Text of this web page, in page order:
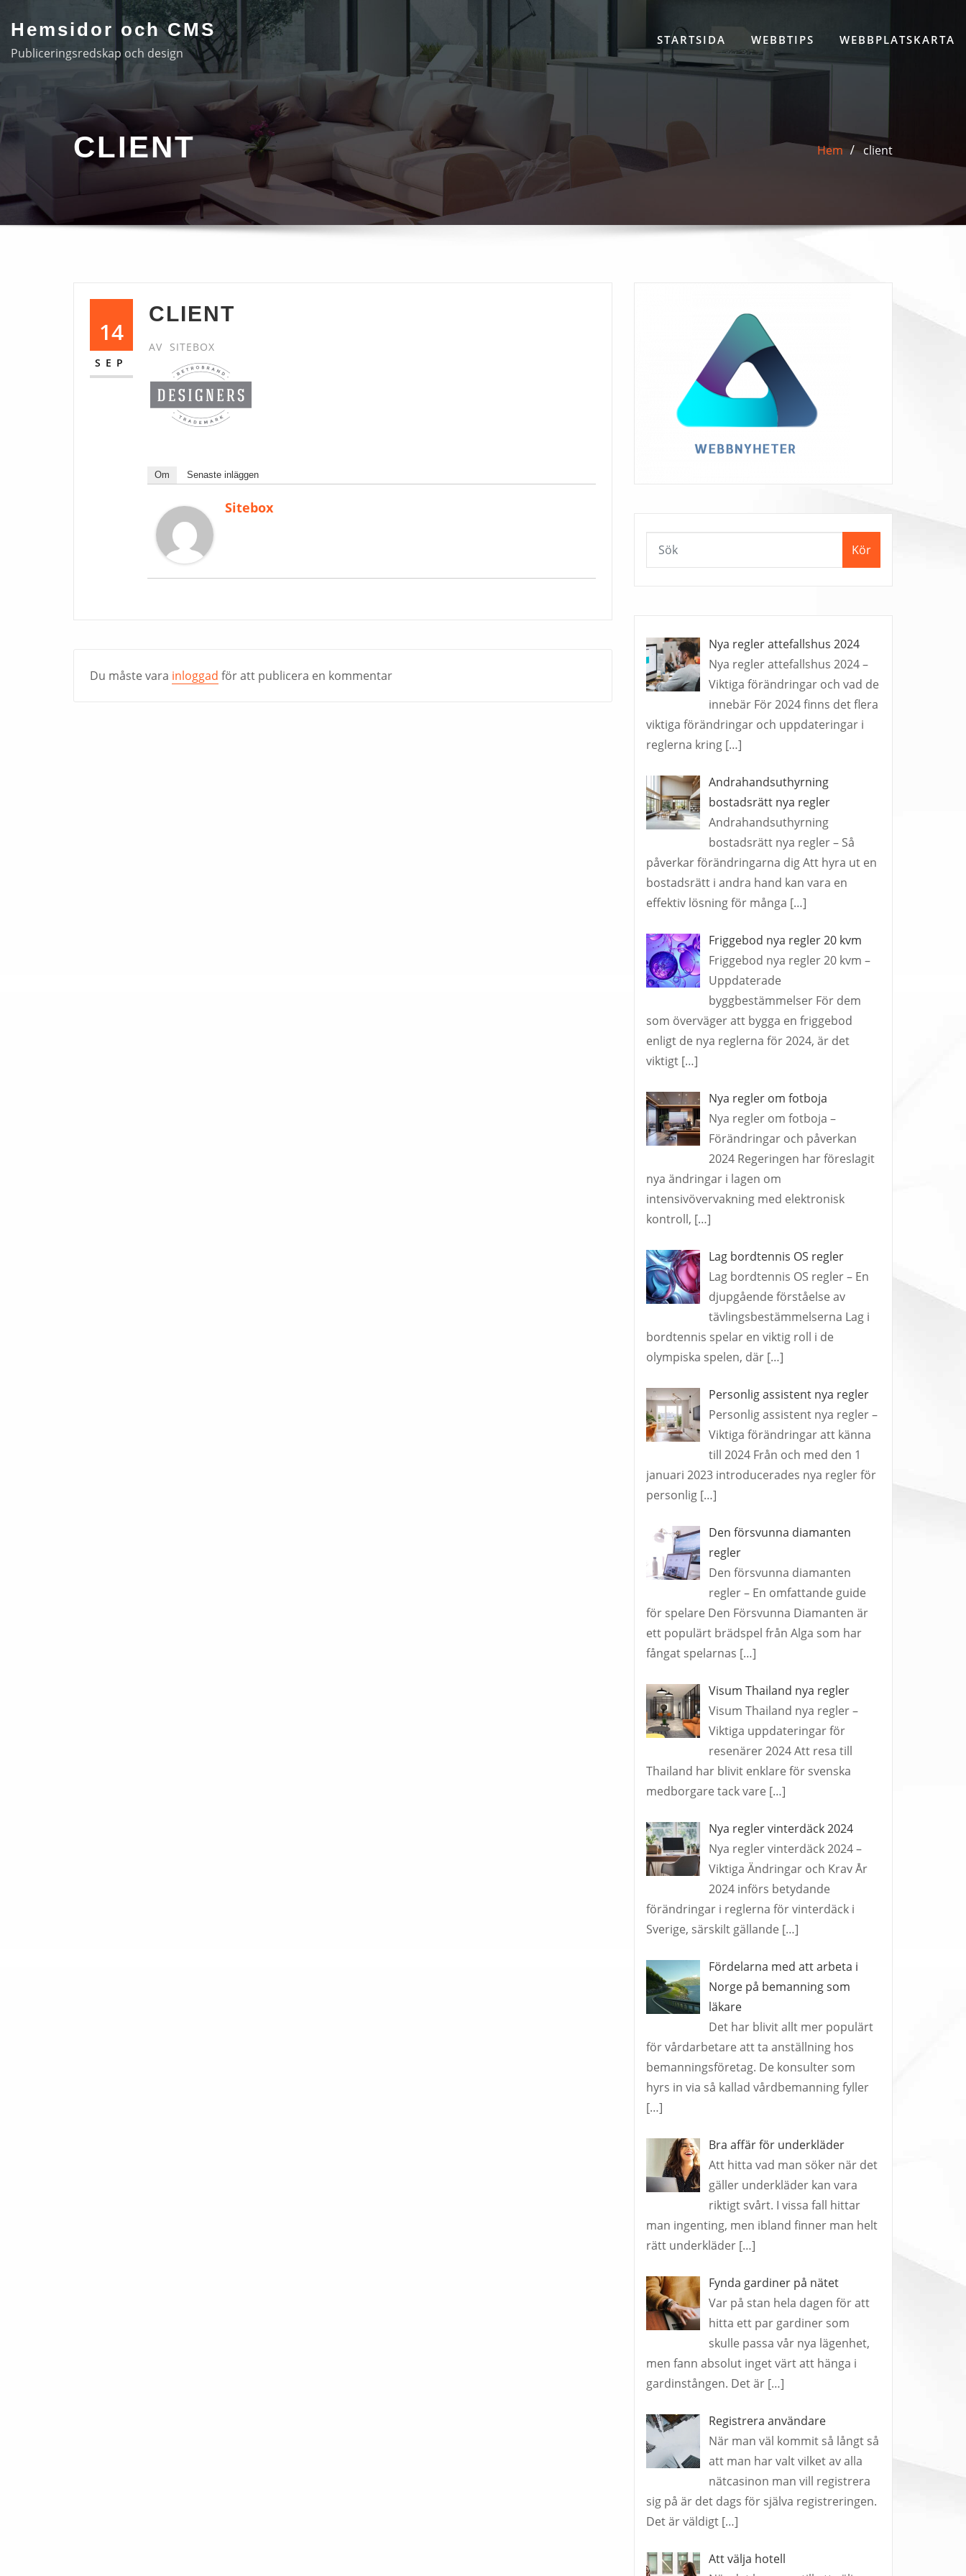
innehåll
Hemsidor och CMS
Publiceringsredskap och design
STARTSIDA WEBBTIPS WEBBPLATSKARTA
CLIENT Hem client
14
SEP
CLIENT
AV SITEBOX
Om Senaste inläggen
Sitebox
Du måste vara inloggad för att publicera en kommentar
Kör
Nya regler attefallshus 2024
Nya regler attefallshus 2024 –
Viktiga förändringar och vad de
innebär För 2024 finns det flera
viktiga förändringar och uppdateringar i
reglerna kring […]
Andrahandsuthyrning
bostadsrätt nya regler
Andrahandsuthyrning
bostadsrätt nya regler – Så
påverkar förändringarna dig Att hyra ut en
bostadsrätt i andra hand kan vara en
effektiv lösning för många […]
Friggebod nya regler 20 kvm
Friggebod nya regler 20 kvm –
Uppdaterade
byggbestämmelser För dem
som överväger att bygga en friggebod
enligt de nya reglerna för 2024, är det
viktigt […]
Nya regler om fotboja
Nya regler om fotboja –
Förändringar och påverkan
2024 Regeringen har föreslagit
nya ändringar i lagen om
intensivövervakning med elektronisk
kontroll, […]
Lag bordtennis OS regler
Lag bordtennis OS regler – En
djupgående förståelse av
tävlingsbestämmelserna Lag i
bordtennis spelar en viktig roll i de
olympiska spelen, där […]
Personlig assistent nya regler
Personlig assistent nya regler –
Viktiga förändringar att känna
till 2024 Från och med den 1
januari 2023 introducerades nya regler för
personlig […]
Den försvunna diamanten
regler
Den försvunna diamanten
regler – En omfattande guide
för spelare Den Försvunna Diamanten är
ett populärt brädspel från Alga som har
fångat spelarnas […]
Visum Thailand nya regler
Visum Thailand nya regler –
Viktiga uppdateringar för
resenärer 2024 Att resa till
Thailand har blivit enklare för svenska
medborgare tack vare […]
Nya regler vinterdäck 2024
Nya regler vinterdäck 2024 –
Viktiga Ändringar och Krav År
2024 införs betydande
förändringar i reglerna för vinterdäck i
Sverige, särskilt gällande […]
Fördelarna med att arbeta i
Norge på bemanning som
läkare
Det har blivit allt mer populärt
för vårdarbetare att ta anställning hos
bemanningsföretag. De konsulter som
hyrs in via så kallad vårdbemanning fyller
[…]
Bra affär för underkläder
Att hitta vad man söker när det
gäller underkläder kan vara
riktigt svårt. I vissa fall hittar
man ingenting, men ibland finner man helt
rätt underkläder […]
Fynda gardiner på nätet
Var på stan hela dagen för att
hitta ett par gardiner som
skulle passa vår nya lägenhet,
men fann absolut inget värt att hänga i
gardinstången. Det är […]
Registrera användare
När man väl kommit så långt så
att man har valt vilket av alla
nätcasinon man vill registrera
sig på är det dags för själva registreringen.
Det är väldigt […]
Att välja hotell